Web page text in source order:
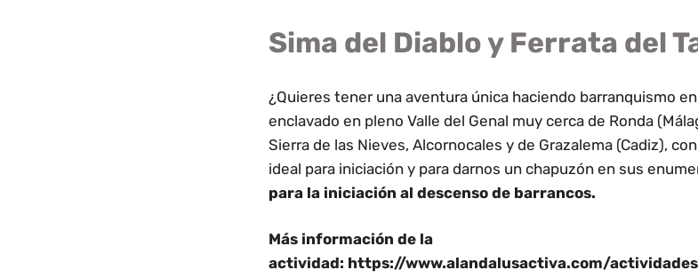
Sima del Diablo y Ferrata del
¿Quieres tener una aventura única haciendo barranquismo
enclavado en pleno Valle del Genal muy cerca de Ronda
Sierra de las Nieves, Alcornocales y de Grazalema (Cadiz),
ideal para iniciación y para darnos un chapuzón en sus
para la iniciación al descenso de barrancos.
Más información de la
actividad: https://www.alandalusactiva.com/